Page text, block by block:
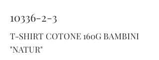
10336-2-3
T-SHIRT COTONE 160G BAMBINI
"NATUR"